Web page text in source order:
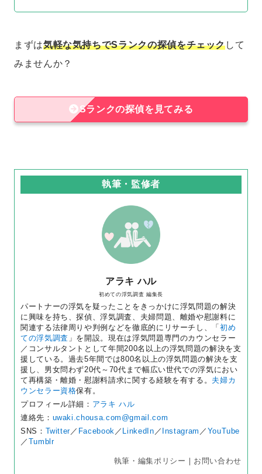
まずは気軽な気持ちでSランクの探偵をチェックして
みませんか？
Sランクの探偵を見てみる
執筆・監修者
アラキ ハル
初めての浮気調査 編集長
パートナーの浮気を疑ったことをきっかけに浮気問題の解決
に興味を持ち、探偵、浮気調査、夫婦問題、離婚や慰謝料に
関連する法律周りや判例などを徹底的にリサーチし、「 初め
ての浮気調査 」を開設。現在は浮気問題専門のカウンセラー
／コンサルタントとして年間200名以上の浮気問題の解決を支
援している。過去5年間では800名以上の浮気問題の解決を支
援し、男女問わず20代～70代まで幅広い世代での浮気におい
て再構築・離婚・慰謝料請求に関する経験を有する。 夫婦カ
ウンセラー資格保有。
プロフィール詳細： アラキ ハル
連絡先： uwaki.chousa.com@gmail.com
SNS： Twitter／ Facebook ／ LinkedIn ／ Instagram ／ YouTube
／ Tumblr
執筆・編集ポリシー ｜ お問い合わせ